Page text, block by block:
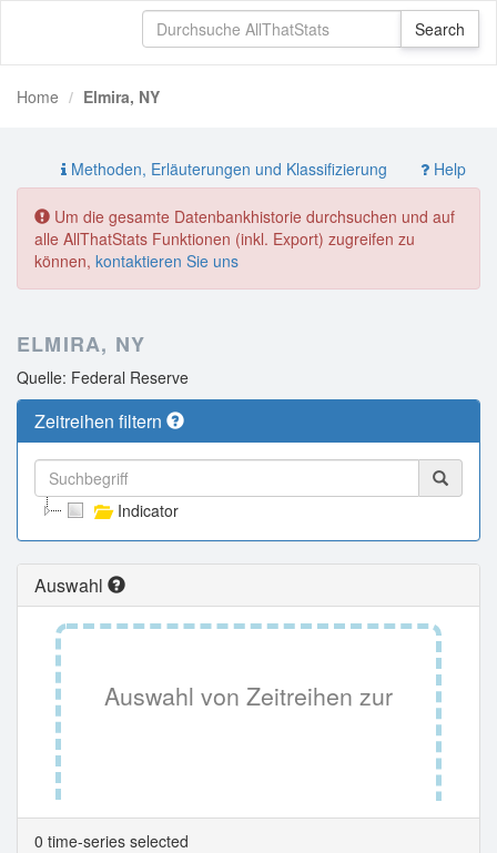
Home Elmira, NY
Methoden, Erläuterungen und Klassifizierung Help
Um die gesamte Datenbankhistorie durchsuchen und auf
alle AllThatStats Funktionen (inkl. Export) zugreifen zu
können, kontaktieren Sie uns
ELMIRA, NY
Quelle: Federal Reserve
Zeitreihen filtern
Indicator
Auswahl
Auswahl von Zeitreihen zur
Tabellenansicht.
0 time-series selected